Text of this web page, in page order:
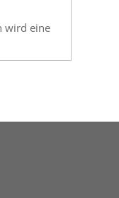
wird eine